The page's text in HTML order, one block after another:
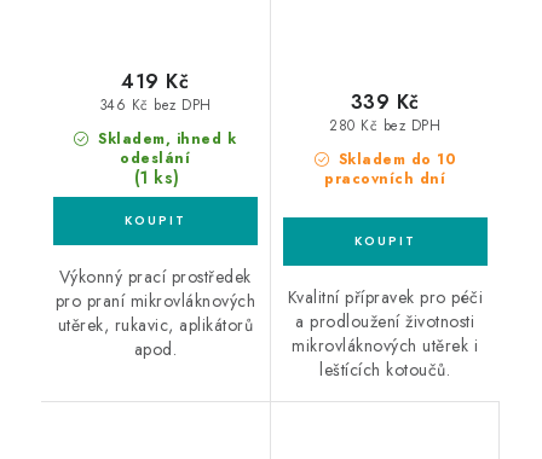
Skladem, ihned k
odeslání
(1 ks)
346 Kč bez DPH
419 Kč
Výkonný prací prostředek
pro praní mikrovláknových
utěrek, rukavic, aplikátorů
apod.
Skladem do 10
pracovních dní
280 Kč bez DPH
339 Kč
Kvalitní přípravek pro péči
a prodloužení životnosti
mikrovláknových utěrek i
leštících kotoučů.